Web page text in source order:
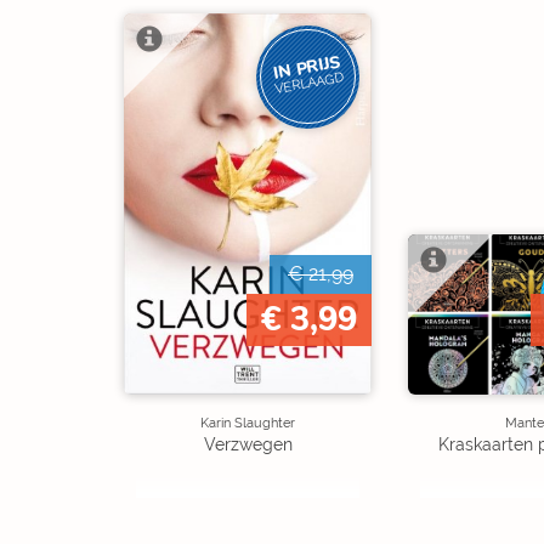
IN PRIJS
VERLAAGD
€ 21,99
€ 3,99
Karin Slaughter
Verzwegen Kraskaarten